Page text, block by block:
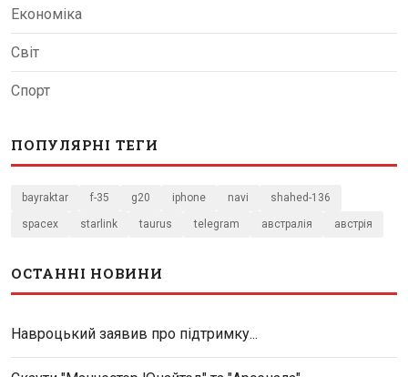
Економіка
Світ
Спорт
ПОПУЛЯРНІ ТЕГИ
bayraktar f-35 g20 iphone navi shahed-136
spacex starlink taurus telegram австралія австрія
ОСТАННІ НОВИНИ
Навроцький заявив про підтримку...